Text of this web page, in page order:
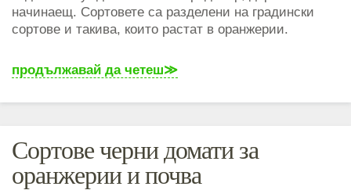
начинаещ. Сортовете са разделени на градински
сортове и такива, които растат в оранжерии.
продължавай да четеш
Сортове черни домати за
оранжерии и почва